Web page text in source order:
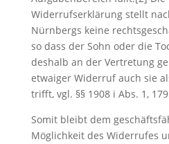
Widerrufserklärung stellt
Nürnbergs keine
so dass der Sohn oder die
deshalb an der Vertretung
etwaiger Widerruf auch sie
trifft, vgl. §§ 1908 i Abs. 1,
Somit bleibt dem
Möglichkeit des Widerrufes